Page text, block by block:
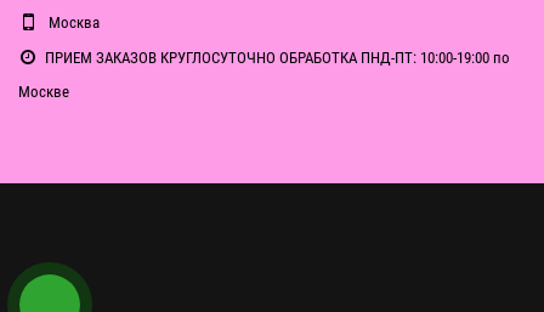
Москва
ПРИЕМ ЗАКАЗОВ КРУГЛОСУТОЧНО ОБРАБОТКА ПНД-ПТ: 10:00-19:00 по
Москве